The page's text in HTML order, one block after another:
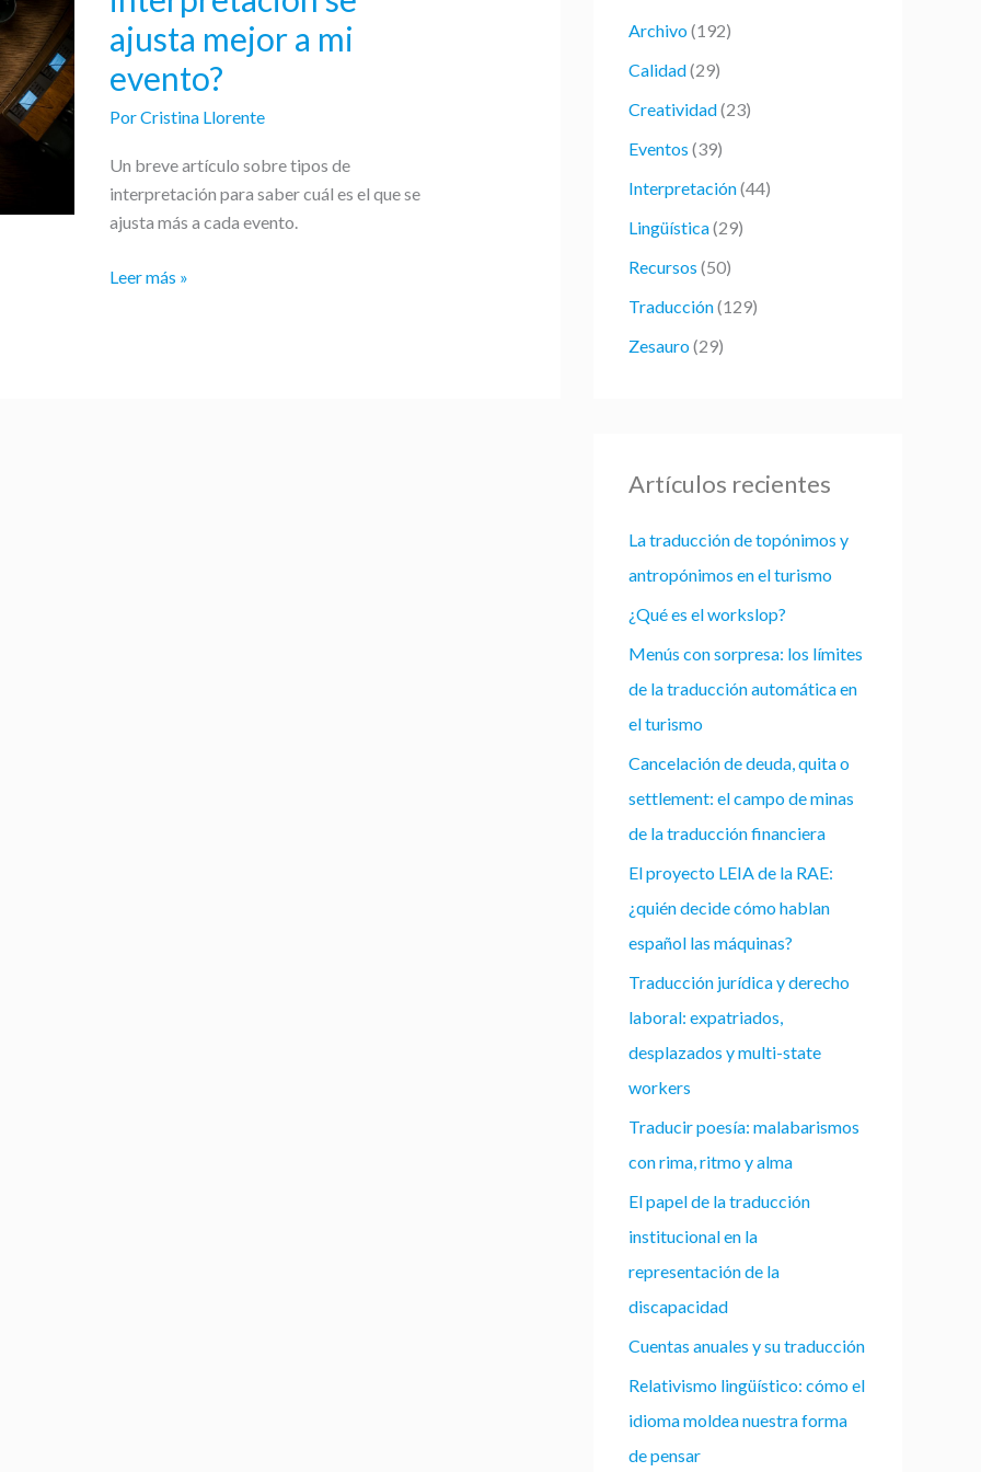
ajusta mejor a mi
evento?
PorCristina Llorente
Un breve artículo sobre tipos de
interpretación para saber cuál es el que se
ajusta más a cada evento.
de
interpretación
ajusta
mejor
evento?
Leer más »
p
o
r
:
Archivo(192)
Calidad(29)
Creatividad(23)
Eventos (39)
Interpretación(44)
Lingüística(29)
Recursos (50)
Traducción(129)
Zesauro(29)
Artículos recientes
La traducción de topónimos y
antropónimos en el turismo
¿Qué es el workslop?
Menús con sorpresa: los límites
de la traducción automática en
el turismo
Cancelación de deuda, quita o
settlement: el campo de minas
de la traducción financiera
El proyecto LEIA de la RAE:
¿quién decide cómo hablan
español las máquinas?
Traducción jurídica y derecho
laboral: expatriados,
desplazados y multi-state
workers
Traducir poesía: malabarismos
con rima, ritmo y alma
El papel de la traducción
institucional en la
representación de la
discapacidad
Cuentas anuales y su traducción
Relativismo lingüístico: cómo el
idioma moldea nuestra forma
de pensar